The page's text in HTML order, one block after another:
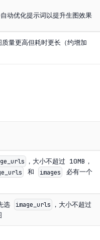
动优化提示词以提升生图效果
更高但耗时更长（约增加
，大小不超过 10MB，
和 images
必有一个
选 image_urls ，大小不超过